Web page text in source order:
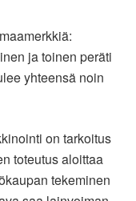
ja toinen peräti
yhteensä noin
on tarkoitus
toteutus aloittaa
tekeminen